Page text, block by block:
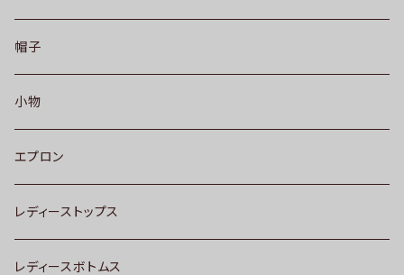
帽子
小物
エプロン
レディーストップス
レディースボトムス